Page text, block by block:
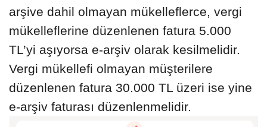
arşive dahil olmayan mükelleflerce, vergi
mükelleflerine düzenlenen fatura 5.000
TL’yi aşıyorsa e-arşiv olarak kesilmelidir.
Vergi mükellefi olmayan müşterilere
düzenlenen fatura 30.000 TL üzeri ise yine
e-arşiv faturası düzenlenmelidir.